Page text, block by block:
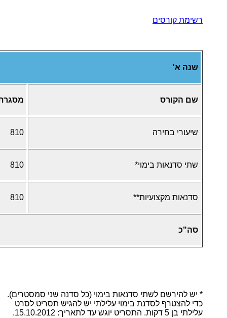
רשימת קורסים
שנה א'
שם הקורס
שיעורי בחירה 810
שתי סדנאות בימוי* 810
סדנאות מקצועיות** 810
סה"כ
* יש להירשם לשתי סדנאות בימוי (כל סדנה שני סמסטרים).
כדי להצטרף לסדנת בימוי עלילתי יש להגיש תסריט לסרט
עלילתי בן 5 דקות. התסריט יוגש עד לתאריך: 15.10.2012.